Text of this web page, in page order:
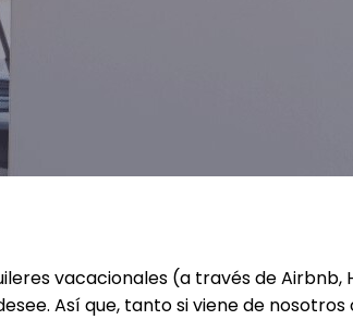
vacacionales (a través de Airbnb,
Así que, tanto si viene de